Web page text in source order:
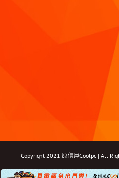
Copyright 2021 原價屋Coolpc | All
Facebook